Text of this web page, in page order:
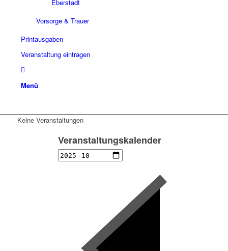
Eberstadt
Vorsorge & Trauer
Printausgaben
Veranstaltung eintragen
Menü
Keine Veranstaltungen
Veranstaltungskalender